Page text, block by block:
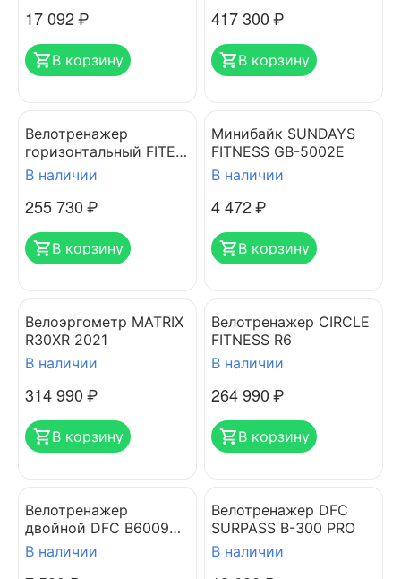
17 092₽
В корзину
417 300₽
В корзину
Велотренажер
горизонтальный FITEX
PRO-R
В наличии
255 730₽
В корзину
Минибайк SUNDAYS
FITNESS GB-5002E
В наличии
4 472₽
В корзину
Велоэргометр MATRIX
R30XR 2021
В наличии
314 990₽
В корзину
Велотренажер CIRCLE
FITNESS R6
В наличии
264 990₽
В корзину
Велотренажер
двойной DFC B6009
dual bike
В наличии
Велотренажер DFC
SURPASS B-300 PRO
В наличии